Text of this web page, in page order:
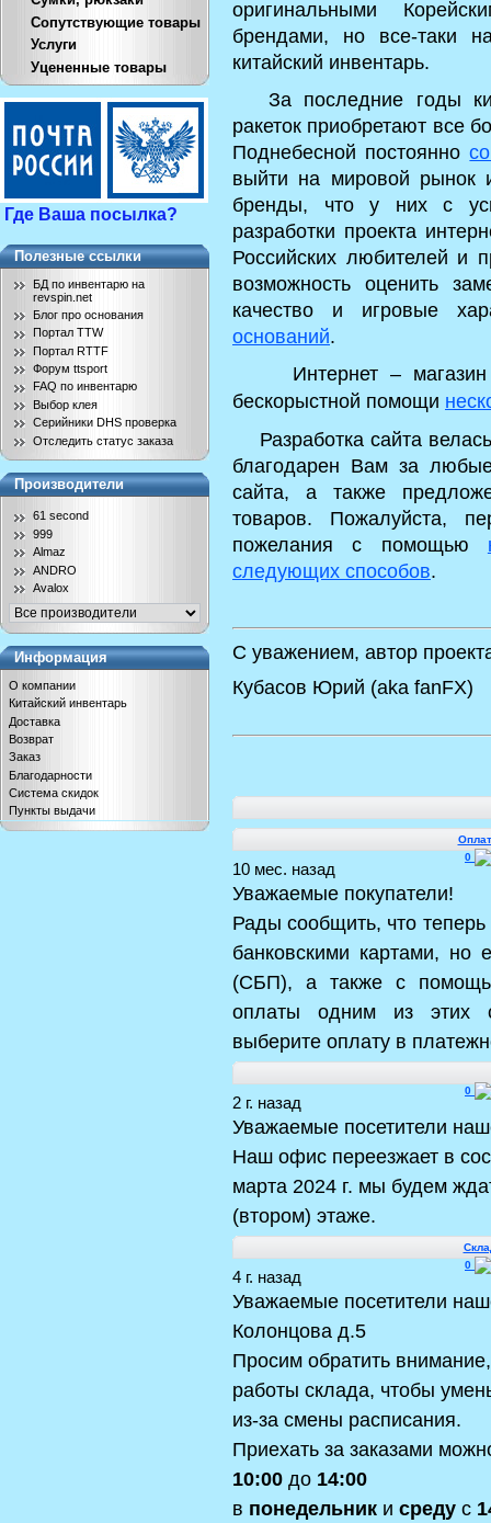
Сопутствующие товары
Услуги
Уцененные товары
Где Ваша посылка?
Полезные ссылки
БД по инвентарю на
revspin.net
Блог про основания
Портал TTW
Портал RTTF
Форум ttsport
FAQ по инвентарю
Выбор клея
Серийники DHS проверка
Отследить статус заказа
Производители
61 second
999
Almaz
ANDRO
Avalox
Информация
О компании
Китайский инвентарь
Доставка
Возврат
Заказ
Благодарности
Система скидок
Пункты выдачи
оригинальными
брендами, но все-таки
китайский инвентарь.
За последние годы
ракеток приобретают все
Поднебесной постоянно
выйти на мировой рынок
бренды, что у них с
разработки проекта
Российских любителей и
возможность оценить
качество и игровые
оснований.
Интернет – магазин
бескорыстной помощи
Разработка сайта
благодарен Вам за
сайта, а также
товаров. Пожалуйста,
пожелания с помощью
следующих способов.
С уважением, автор
Кубасов Юрий (aka fanFX)
0
10 мес. назад
Уважаемые покупатели!
Рады сообщить, что
банковскими картами,
(СБП), а также с
оплаты одним из этих
выберите оплату в
0
2 г. назад
Уважаемые посетители
Наш офис переезжает в
марта 2024 г. мы будем
(втором) этаже.
0
4 г. назад
Уважаемые посетители
Колонцова д.5
Просим обратить
работы склада, чтобы
из-за смены расписания.
Приехать за заказами
10:00 до 14:00
в понедельник и среду с